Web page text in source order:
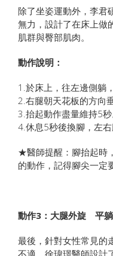
除了坐姿運動外，李君
無力，設計了在床上做
肌群與臀部肌肉。
動作說明：
1.於床上，往左邊側躺
2.右腿朝天花板的方向
3.抬起動作盡量維持5秒
4.休息5秒後換腳，左右
★醫師提醒：腳抬起時
的動作，記得腳尖一定
動作3：大腿外旋 平
最後，針對女性常見的